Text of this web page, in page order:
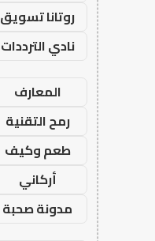
روتانا تسويق
نادي الترددات
المعارف
رمح التقنية
طعم وكيف
أركاني
مدونة صحبة